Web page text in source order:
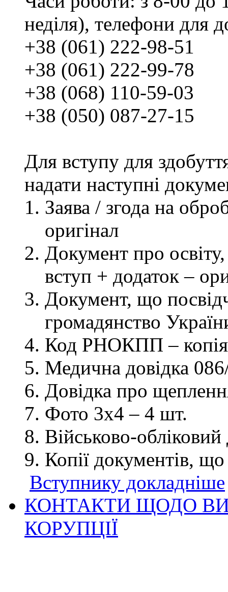
неділя), телефони для
+38 (061) 222-98-51
+38 (061) 222-99-78
+38 (068) 110-59-03
+38 (050) 087-27-15
Для вступу для
надати наступні
Заява / згода на
оригінал
Документ про освіту,
вступ + додаток –
Документ, що
громадянство
Код РНОКПП – копія
Медична довідка
Довідка про
Фото 3х4 – 4 шт.
Військово-
Копії документів,
Вступнику докладніше
КОНТАКТИ ЩОДО
КОРУПЦІЇ